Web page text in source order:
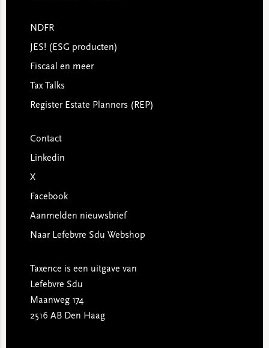
NDFR
JES! (ESG producten)
Fiscaal en meer
Tax Talks
Register Estate Planners (REP)
Contact
Linkedin
X
Facebook
Aanmelden nieuwsbrief
Naar Lefebvre Sdu Webshop
Taxence is een uitgave van
Lefebvre Sdu
Maanweg 174
2516 AB Den Haag